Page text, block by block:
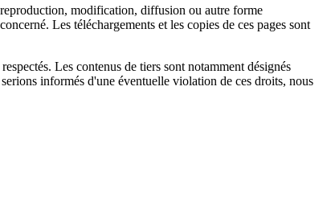
modification, diffusion ou autre forme
Les téléchargements et les copies de ces pages sont
Les contenus de tiers sont notamment désignés
informés d'une éventuelle violation de ces droits, nous